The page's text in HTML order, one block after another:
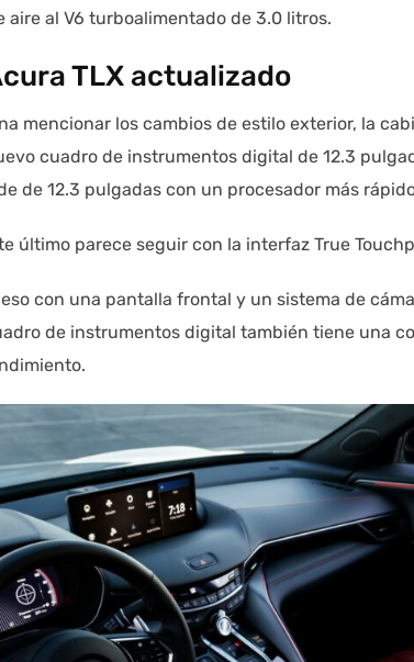
aire al V6 turboalimentado de 3.0 litros.
TLX actualizado
mencionar los cambios de estilo exterior, la
cuadro de instrumentos digital de 12.3
de 12.3 pulgadas con un procesador más
último parece seguir con la interfaz True
eso con una pantalla frontal y un sistema de
de instrumentos digital también tiene una